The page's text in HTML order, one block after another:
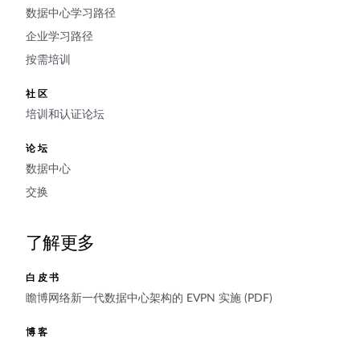
数据中心学习路径
企业学习路径
按需培训
社区
培训和认证论坛
论坛
数据中心
交换
了解更多
白皮书
瞻博网络新一代数据中心架构的 EVPN 实施 (PDF)
博客